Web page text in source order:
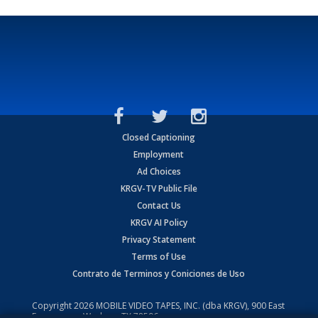
Closed Captioning
Employment
Ad Choices
KRGV-TV Public File
Contact Us
KRGV AI Policy
Privacy Statement
Terms of Use
Contrato de Terminos y Coniciones de Uso
Copyright2026 MOBILE VIDEO TAPES, INC. (dba KRGV), 900 East